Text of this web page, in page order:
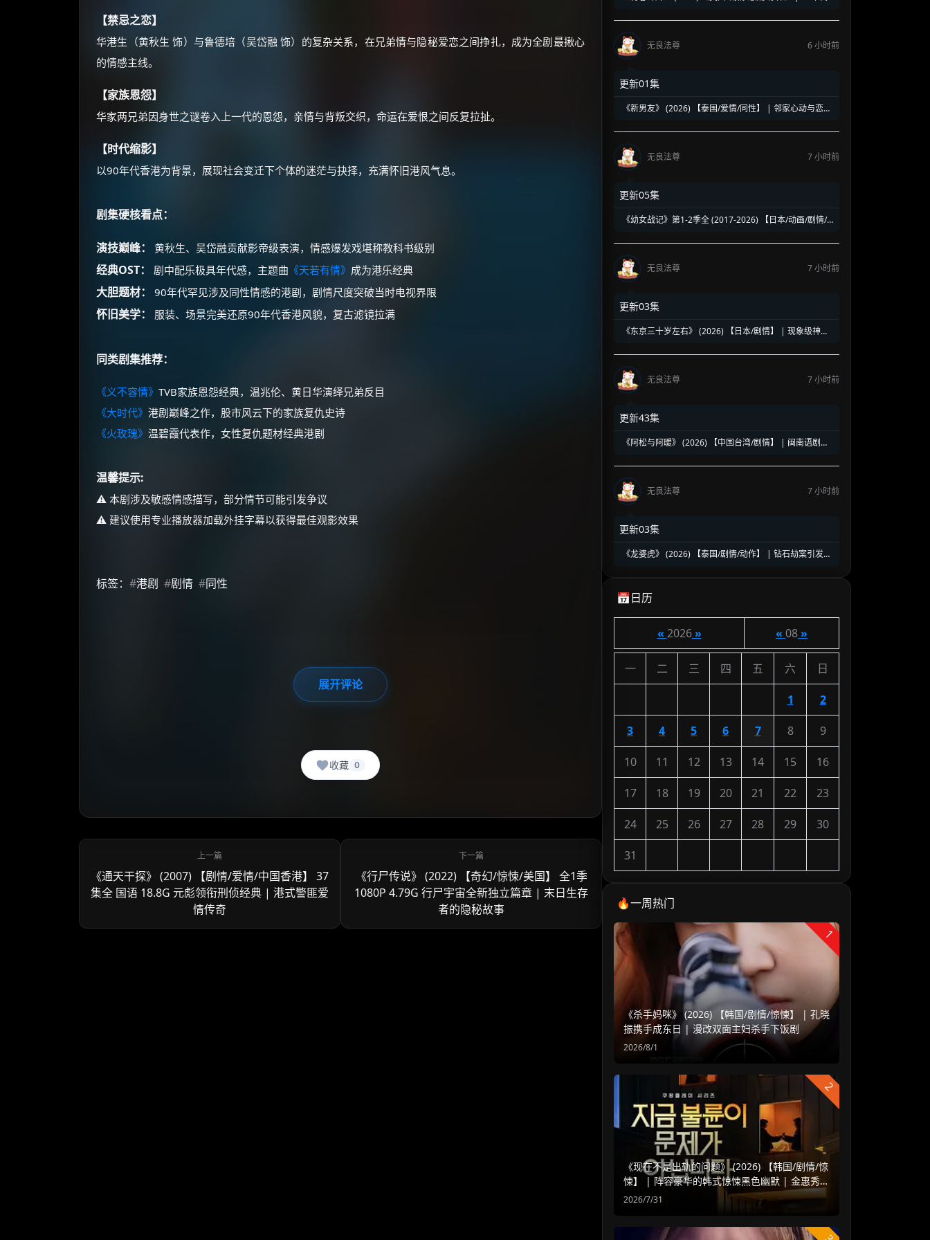
【禁忌之恋】
华港生（黄秋生 饰）与鲁德培（吴岱融 饰）的复杂关系，在兄弟情与隐秘爱恋之间挣扎，成为全剧最揪心
的情感主线。
【家族恩怨】
华家两兄弟因身世之谜卷入上一代的恩怨，亲情与背叛交织，命运在爱恨之间反复拉扯。
【时代缩影】
以90年代香港为背景，展现社会变迁下个体的迷茫与抉择，充满怀旧港风气息。
剧集硬核看点：
演技巅峰： 黄秋生、吴岱融贡献影帝级表演，情感爆发戏堪称教科书级别
经典OST： 剧中配乐极具年代感，主题曲 《天若有情》 成为港乐经典
大胆题材： 90年代罕见涉及同性情感的港剧，剧情尺度突破当时电视界限
怀旧美学： 服装、场景完美还原90年代香港风貌，复古滤镜拉满
同类剧集推荐：
《义不容情》 TVB家族恩怨经典，温兆伦、黄日华演绎兄弟反目
《大时代》 港剧巅峰之作，股市风云下的家族复仇史诗
《火玫瑰》 温碧霞代表作，女性复仇题材经典港剧
温馨提示:
⚠️ 本剧涉及敏感情感描写，部分情节可能引发争议
⚠️ 建议使用专业播放器加载外挂字幕以获得最佳观影效果
标签： #港剧 #剧情 #同性
展开评论
收藏 0
《通天干探》 (2007) 【剧情/爱情/中国香港】 37
集全 国语 18.8G 元彪领衔刑侦经典 | 港式警匪爱
情传奇
《行尸传说》 (2022) 【奇幻/惊悚/美国】 全1季
1080P 4.79G 行尸宇宙全新独立篇章 | 末日生存
者的隐秘故事
无良法尊 6 小时前
更新01集
《新男友》 (2026) 【泰国/爱情/同性】 | 邻家心动与恋爱
无良法尊 7 小时前
更新05集
《幼女战记》第1-2季全 (2017-2026) 【日本/动画/剧情/
异世界神作
无良法尊
7 小时前
更新03集
《东京三十岁左右》 (2026) 【日本/剧情】 | 现象级神剧
无良法尊 7 小时前
更新43集
《阿松与阿暖》 (2026) 【中国台湾/剧情】 | 闽南语剧视
无良法尊 7 小时前
更新03集
《龙婆虎》 (2026) 【泰国/剧情/动作】 | 钻石劫案引发的
📅日历
« 2026» « 08»
一 二 三 四 五 六 日
1 2
3 4 5 6 7 8 9
10 11 12 13 14 15 16
17 18 19 20 21 22 23
24 25 26 27 28 29 30
31
🔥一周热门
1
《杀手妈咪》 (2026) 【韩国/剧情/惊悚】 | 孔晓
振携手成东日 | 漫改双面主妇杀手下饭剧
2026/8/1
2
《现在不是出轨的问题》 (2026) 【韩国/剧情/惊
悚】 | 阵容豪华的韩式惊悚黑色幽默 | 金惠秀 x
赵汝贞强强联手
2026/7/31
🧧 福利领取站
价格有浮动，请直接搜索查最低价！
还有支付宝现金红包、外卖红包、